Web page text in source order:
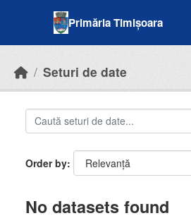
Primăria Timișoara
Seturi de date
Order by
No datasets found